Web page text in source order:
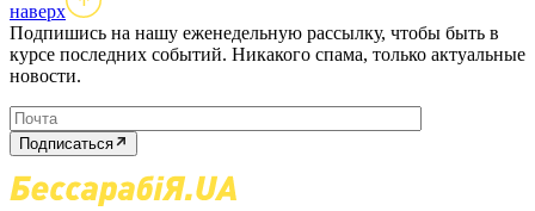
наверх
Подпишись на нашу еженедельную рассылку, чтобы быть в
курсе последних событий. Никакого спама, только актуальные
новости.
Подписаться